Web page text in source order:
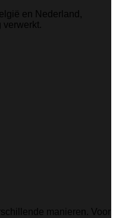
en Nederland,
verwerkt.
manieren. Voor